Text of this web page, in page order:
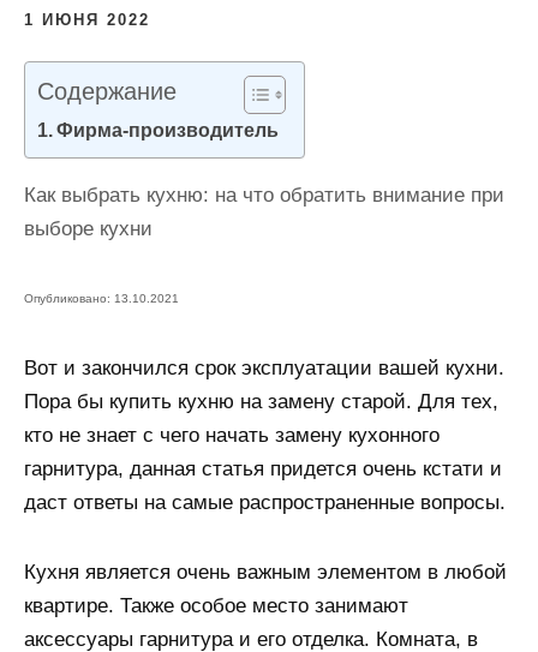
1 ИЮНЯ 2022
Содержание
Фирма-производитель
Как выбрать кухню: на что обратить внимание при
выборе кухни
Опубликовано: 13.10.2021
Вот и закончился срок эксплуатации вашей кухни.
Пора бы купить кухню на замену старой. Для тех,
кто не знает с чего начать замену кухонного
гарнитура, данная статья придется очень кстати и
даст ответы на самые распространенные вопросы.
Кухня является очень важным элементом в любой
квартире. Также особое место занимают
аксессуары гарнитура и его отделка. Комната, в